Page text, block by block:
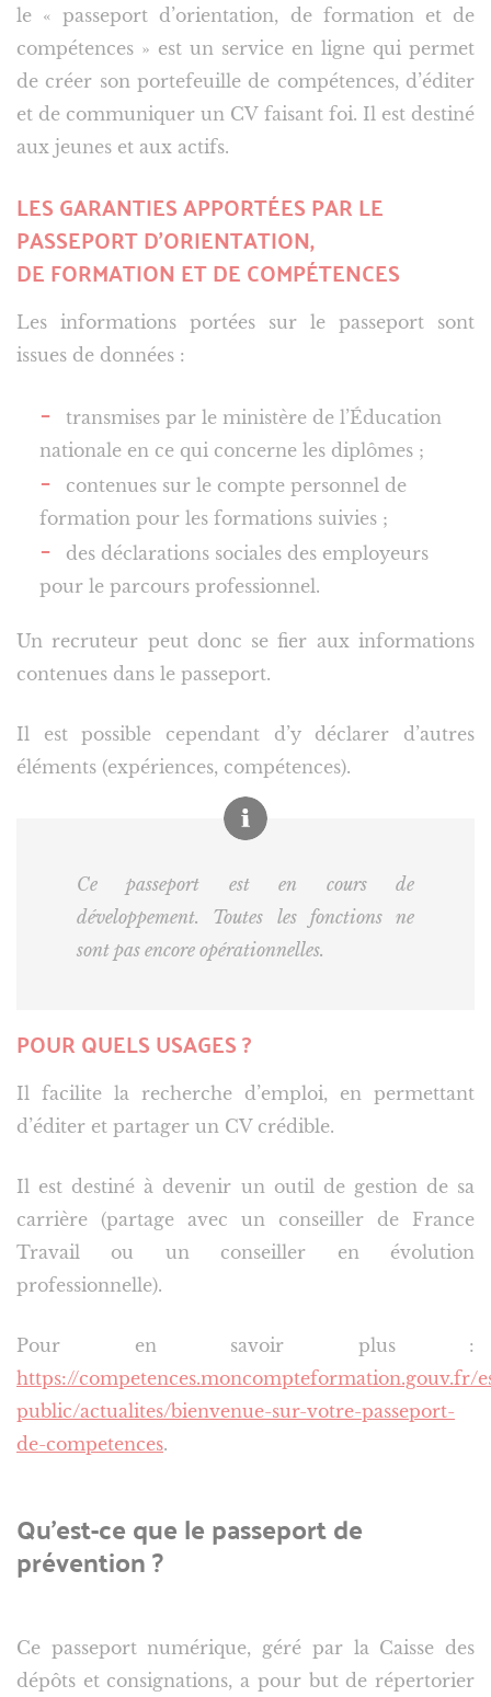
le « passeport d’orientation, de formation et de
compétences » est un service en ligne qui permet
de créer son portefeuille de compétences, d’éditer
et de communiquer un CV faisant foi. Il est destiné
aux jeunes et aux actifs.
LES GARANTIES APPORTÉES PAR LE
PASSEPORT D’ORIENTATION,
DE FORMATION ET DE COMPÉTENCES
Les informations portées sur le passeport sont
issues de données :
transmises par le ministère de l’Éducation
nationale en ce qui concerne les diplômes ;
contenues sur le compte personnel de
formation pour les formations suivies ;
des déclarations sociales des employeurs
pour le parcours professionnel.
Un recruteur peut donc se fier aux informations
contenues dans le passeport.
Il est possible cependant d’y déclarer d’autres
éléments (expériences, compétences).
Ce passeport est en cours de
développement. Toutes les fonctions ne
sont pas encore opérationnelles.
POUR QUELS USAGES ?
Il facilite la recherche d’emploi, en permettant
d’éditer et partager un CV crédible.
Il est destiné à devenir un outil de gestion de sa
carrière (partage avec un conseiller de France
Travail ou un conseiller en évolution
professionnelle).
Pour en savoir plus :
https://competences.moncompteformation.gouv.fr/
public/actualites/bienvenue-sur-votre-passeport-
de-competences.
Qu’est-ce que le passeport de
prévention ?
Ce passeport numérique, géré par la Caisse des
dépôts et consignations, a pour but de répertorier